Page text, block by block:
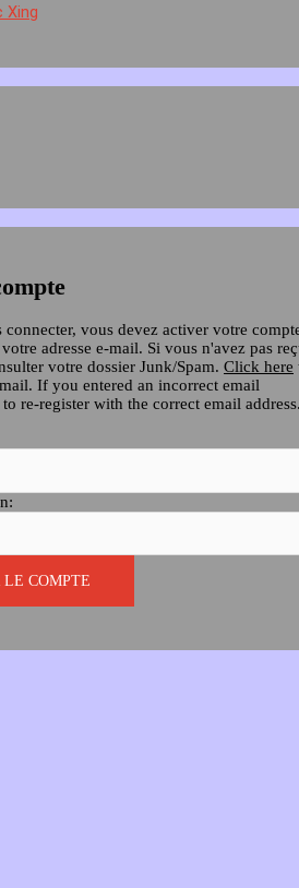
Xing
vous devez activer votre
adresse e-mail. Si vous n'avez pas
votre dossier Junk/Spam. Click here
If you entered an incorrect email
re-register with the correct email